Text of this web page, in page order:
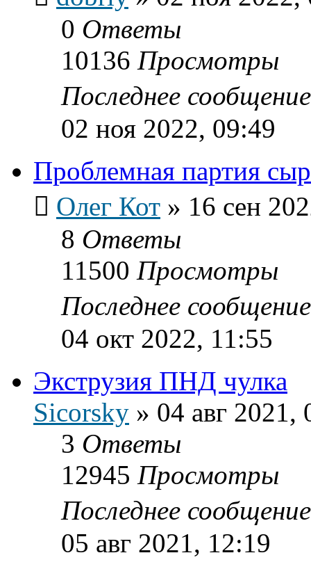
0 Ответы
10136 Просмотры
Последнее
02 ноя 2022, 09:49
Проблемная партия
Олег Кот » 16 сен
8 Ответы
11500 Просмотры
Последнее
04 окт 2022, 11:55
Экструзия ПНД чулка
Sicorsky » 04 авг 2021,
3 Ответы
12945 Просмотры
Последнее
05 авг 2021, 12:19